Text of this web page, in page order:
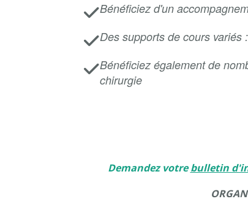
Bénéficiez d'un
Des supports de cours variés
Bénéficiez également de
chirurgie
Demandez votrebulletin